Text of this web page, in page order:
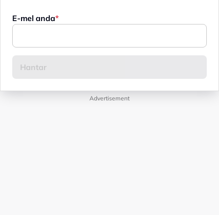
E-mel anda
Advertisement